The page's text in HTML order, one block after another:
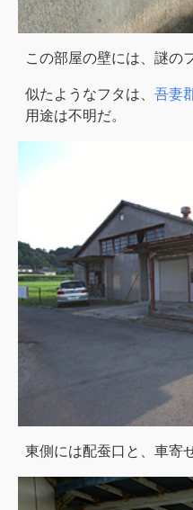
この部屋の壁には、謎の
似たようなフタは、 吾妻
用途は不明だ。
東側には配蚕口と、車寄